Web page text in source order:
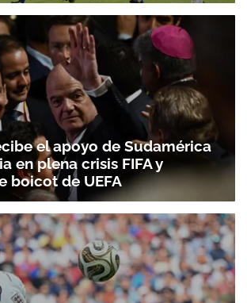
el apoyo de Sudamérica
en plena crisis FIFA y
boicot de UEFA